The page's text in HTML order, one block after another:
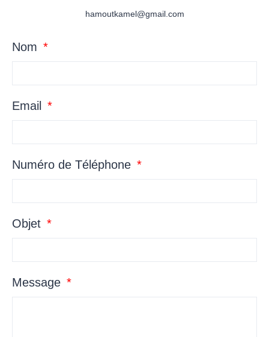
hamoutkamel@gmail.com
Nom
Email
Numéro de Téléphone
Objet
Message